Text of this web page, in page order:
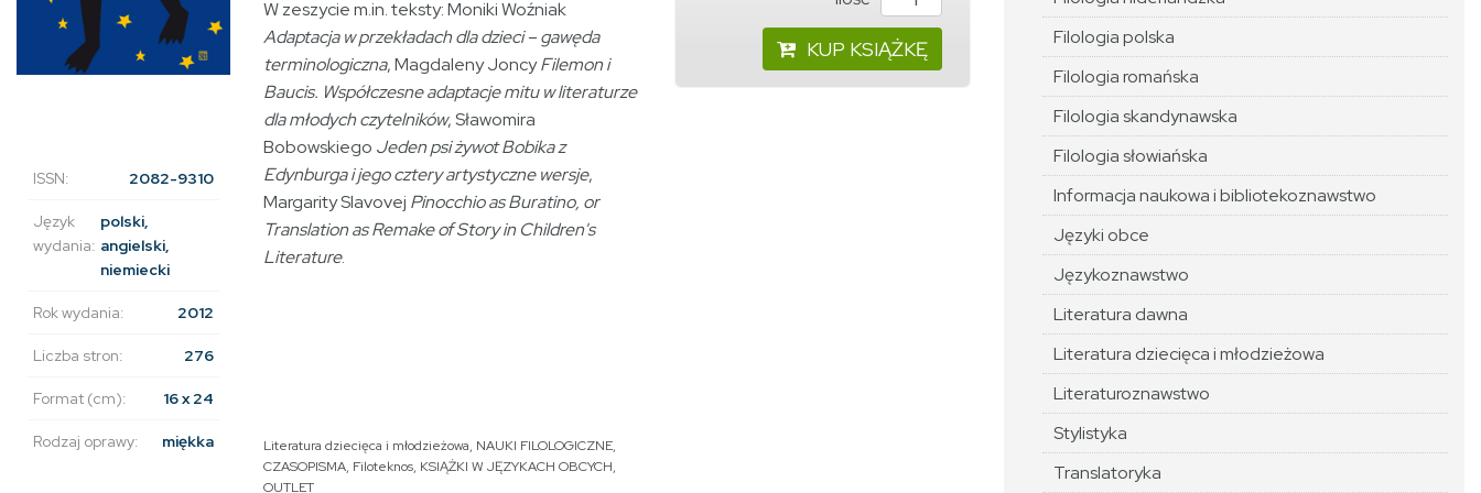
ISSN: 2082-9310
Język
wydania:
polski,
angielski,
niemiecki
Rok wydania: 2012
Liczba stron: 276
Format (cm): 16 x 24
Rodzaj oprawy: miękka
W zeszycie m.in. teksty: Moniki Woźniak
Adaptacja w przekładach dla dzieci – gawęda
terminologiczna, Magdaleny JoncyFilemon i
Baucis. Współczesne adaptacje mitu w literaturze
dla młodych czytelników, Sławomira
Bobowskiego Jeden psi żywot Bobika z
Edynburga i jego cztery artystyczne wersje,
Margarity Slavovej Pinocchio as Buratino, or
Translation as Remake of Story in Children's
Literature.
Literatura dziecięca i młodzieżowa, NAUKI FILOLOGICZNE,
CZASOPISMA, Filoteknos, KSIĄŻKI W JĘZYKACH OBCYCH,
OUTLET
KUP KSIĄŻKĘ
Filologia polska
Filologia romańska
Filologia skandynawska
Filologia słowiańska
Informacja naukowa i bibliotekoznawstwo
Języki obce
Językoznawstwo
Literatura dawna
Literatura dziecięca i młodzieżowa
Literaturoznawstwo
Stylistyka
Translatoryka